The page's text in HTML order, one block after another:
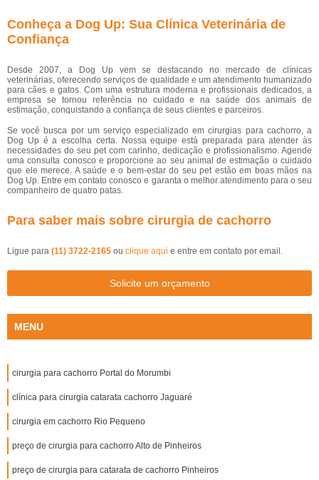
Conheça a Dog Up: Sua Clínica Veterinária de
Confiança
Desde 2007, a Dog Up vem se destacando no mercado de clínicas
veterinárias, oferecendo serviços de qualidade e um atendimento humanizado
para cães e gatos. Com uma estrutura moderna e profissionais dedicados, a
empresa se tornou referência no cuidado e na saúde dos animais de
estimação, conquistando a confiança de seus clientes e parceiros.
Se você busca por um serviço especializado em cirurgias para cachorro, a
Dog Up é a escolha certa. Nossa equipe está preparada para atender às
necessidades do seu pet com carinho, dedicação e profissionalismo. Agende
uma consulta conosco e proporcione ao seu animal de estimação o cuidado
que ele merece. A saúde e o bem-estar do seu pet estão em boas mãos na
Dog Up. Entre em contato conosco e garanta o melhor atendimento para o seu
companheiro de quatro patas.
Para saber mais sobre cirurgia de cachorro
Ligue para (11) 3722-2165 ou clique aqui e entre em contato por email.
Solicite um orçamento
MENU
cirurgia para cachorro Portal do Morumbi
clínica para cirurgia catarata cachorro Jaguaré
cirurgia em cachorro Rio Pequeno
preço de cirurgia para cachorro Alto de Pinheiros
preço de cirurgia para catarata de cachorro Pinheiros